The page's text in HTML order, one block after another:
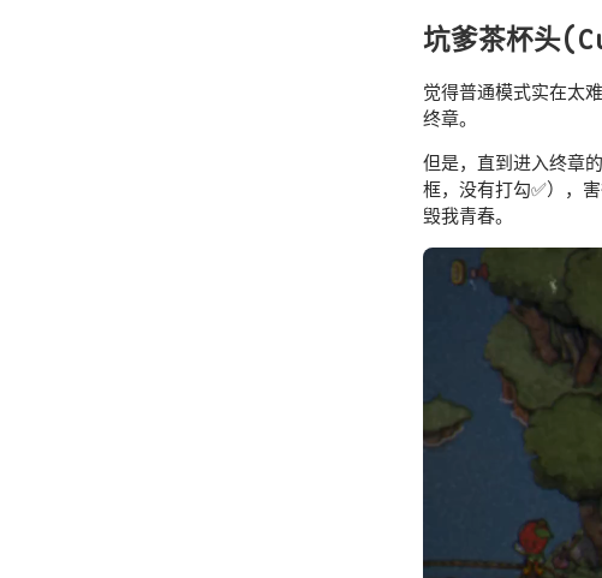
坑爹茶杯头
觉得普通模式实在太
终章。
但是，直到进入终章
框，没有打勾✅️），
毁我青春。